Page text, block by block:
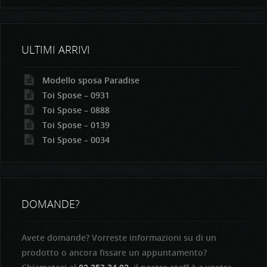
ULTIMI ARRIVI
Modello sposa Paradise
Toi Spose – 0931
Toi Spose – 0888
Toi Spose – 0139
Toi Spose – 0034
DOMANDE?
Avete domande? Vorreste informazioni su di un
prodotto o ancora fissare un appuntamento?